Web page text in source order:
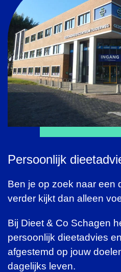
Persoonlijk
Ben je op zoek naar een
verder kijkt dan alleen
Bij Dieet & Co Schagen
persoonlijk dieetadvies
afgestemd op jouw
dagelijks leven.